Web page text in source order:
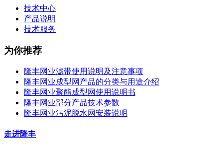
技术中心
产品说明
技术服务
为你推荐
隆丰网业滤带使用说明及注意事项
隆丰网业成型网产品的分类与用途介绍
隆丰网业聚酯成型网使用说明书
隆丰网业部分产品技术参数
隆丰网业污泥脱水网安装说明
走进隆丰